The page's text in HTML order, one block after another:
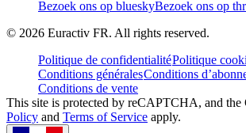
Bezoek ons op blueskyBezoek ons op
© 2026 Euractiv FR. All rights reserved.
Politique de confidentialitéPolitique
Conditions généralesConditions
Conditions de vente
This site is protected by reCAPTCHA, and the
Policy and Terms of Service apply.